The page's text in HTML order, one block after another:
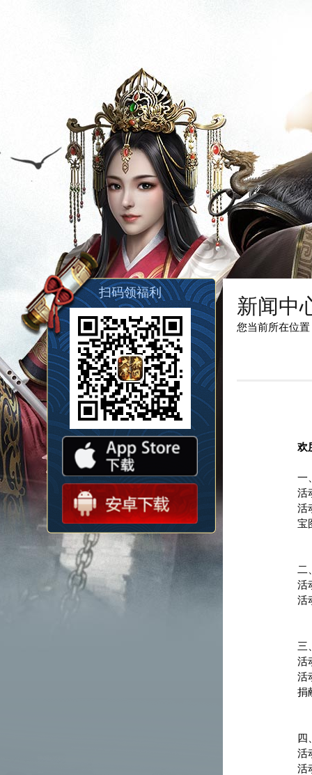
扫码领福利
新闻中
您当前所在位置
欢
一
活
活
宝
二
活
活
三
活
活
捐
四
活
活